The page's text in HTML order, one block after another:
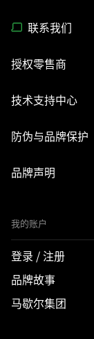
联系我们
授权零售商
技术支持中心
防伪与品牌保护
品牌声明
我的账户
登录 / 注册
品牌故事
马歇尔集团